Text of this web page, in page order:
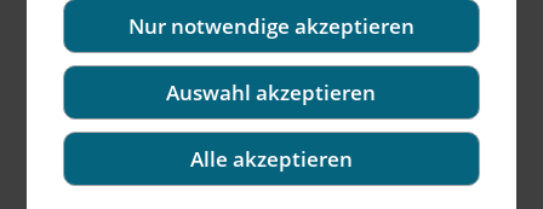
Nur notwendige akzeptieren
Auswahl akzeptieren
Alle akzeptieren